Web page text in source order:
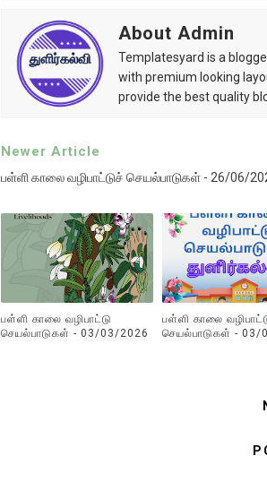
About Admin
Templatesyard is a
with premium looking
provide the best quality
Newer Article
பள்ளி காலை வழிபாட்டுச் செயல்பாடுகள் - 26/06/
பள்ளி காலை வழிபாட்டு
செயல்பாடுகள் - 03/03/2026
பள்ளி காலை
செயல்பாடுகள் - 03/